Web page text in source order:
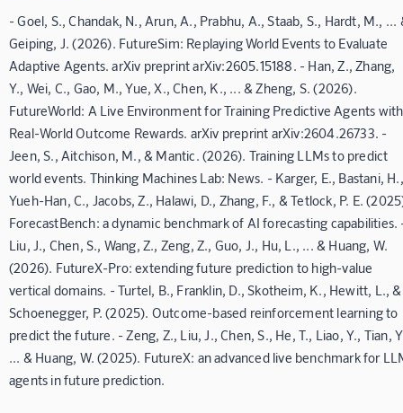
- Goel, S., Chandak, N., Arun, A., Prabhu, A., Staab, S., Hardt, M., ...
Geiping, J. (2026). FutureSim: Replaying World Events to Evaluate
Adaptive Agents. arXiv preprint arXiv:2605.15188. - Han, Z., Zhang,
Y., Wei, C., Gao, M., Yue, X., Chen, K., ... & Zheng, S. (2026).
FutureWorld: A Live Environment for Training Predictive Agents with
Real-World Outcome Rewards. arXiv preprint arXiv:2604.26733. -
Jeen, S., Aitchison, M., & Mantic. (2026). Training LLMs to predict
world events. Thinking Machines Lab: News. - Karger, E., Bastani, H.,
Yueh-Han, C., Jacobs, Z., Halawi, D., Zhang, F., & Tetlock, P. E.
ForecastBench: a dynamic benchmark of AI forecasting capabilities.
Liu, J., Chen, S., Wang, Z., Zeng, Z., Guo, J., Hu, L., ... & Huang, W.
(2026). FutureX-Pro: extending future prediction to high-value
vertical domains. - Turtel, B., Franklin, D., Skotheim, K., Hewitt, L., &
Schoenegger, P. (2025). Outcome-based reinforcement learning to
predict the future. - Zeng, Z., Liu, J., Chen, S., He, T., Liao, Y., Tian,
... & Huang, W. (2025). FutureX: an advanced live benchmark for
agents in future prediction.